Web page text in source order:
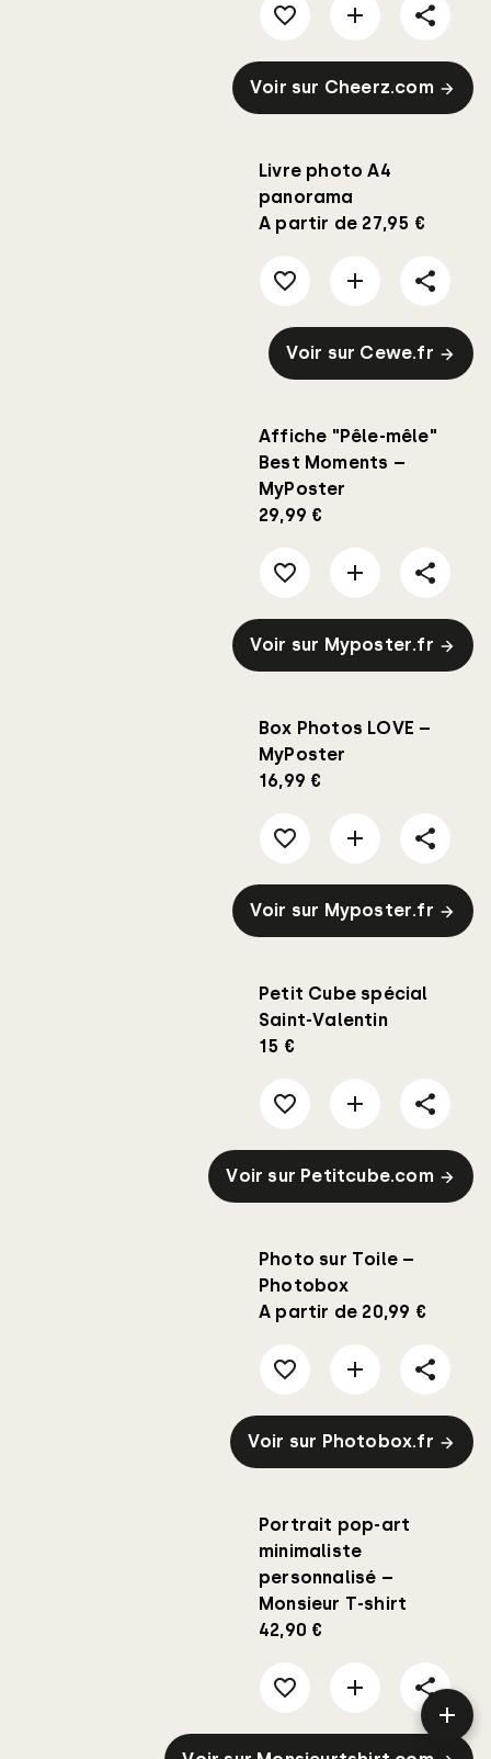
Voir sur Cheerz.com
Livre photo A4
panorama
A partir de 27,95 €
Voir sur Cewe.fr
Affiche "Pêle-mêle"
Best Moments –
MyPoster
29,99 €
Voir sur Myposter.fr
Box Photos LOVE –
MyPoster
16,99 €
Voir sur Myposter.fr
Petit Cube spécial
Saint-Valentin
15 €
Voir sur Petitcube.com
Photo sur Toile –
Photobox
A partir de 20,99 €
Voir sur Photobox.fr
Portrait pop-art
minimaliste
personnalisé –
Monsieur T-shirt
42,90 €